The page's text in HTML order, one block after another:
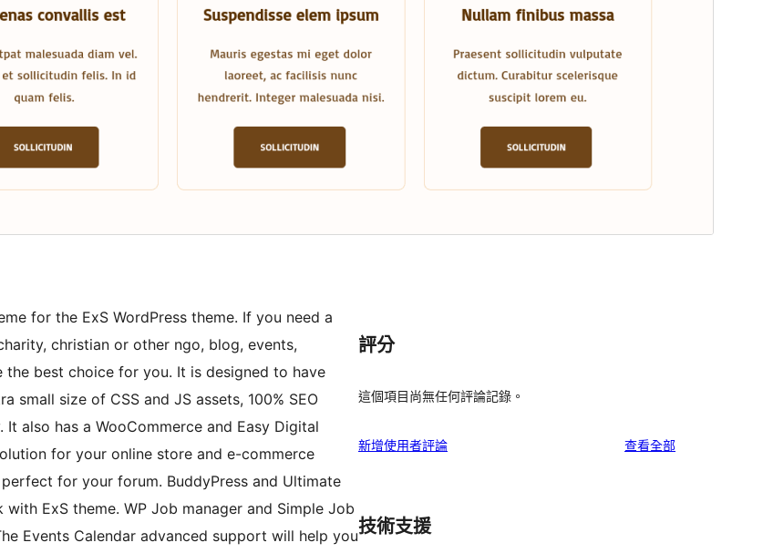
for the ExS WordPress theme. If you need a
christian or other ngo, blog, events,
best choice for you. It is designed to have
small size of CSS and JS assets, 100% SEO
also has a WooCommerce and Easy Digital
for your online store and e-commerce
for your forum. BuddyPress and Ultimate
ExS theme. WP Job manager and Simple Job
Events Calendar advanced support will help you
評分
這個項目尚無任何評論記錄。
新增使用者評論 查看全部使
技術支援